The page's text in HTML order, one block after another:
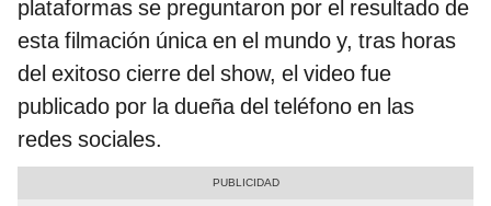
plataformas se preguntaron por el resultado de
esta filmación única en el mundo y, tras horas
del exitoso cierre del show, el video fue
publicado por la dueña del teléfono en las
redes sociales.